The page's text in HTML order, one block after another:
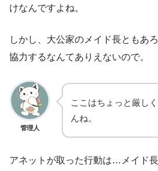
けなんですよね。
しかし、大公家のメイド長ともあ
協力するなんてありえないので。
管理人
ここはちょっと厳し
んね。
アネットが取った行動は…メイド